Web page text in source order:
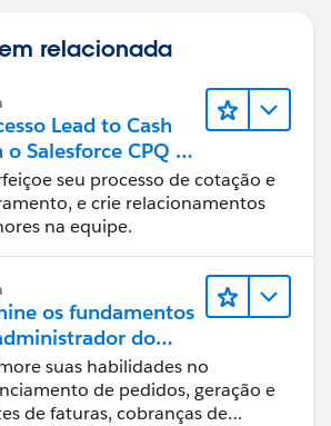
relacionada
Lead to Cash
o Salesforce CPQ e
seu processo de cotação e
e crie relacionamentos
na equipe.
os fundamentos
do
Billing
suas habilidades no
de pedidos, geração e
de faturas, cobranças de